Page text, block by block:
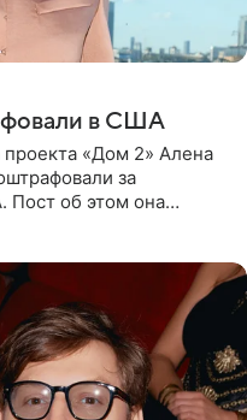
в США
«Дом 2» Алена
за
Пост об этом она